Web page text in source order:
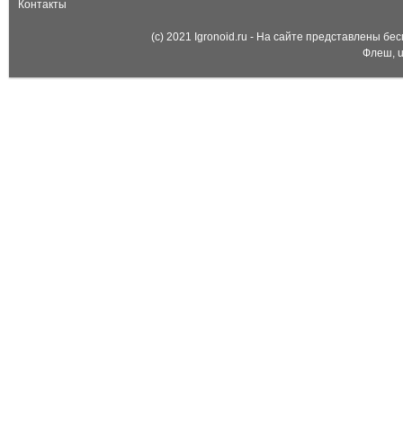
Контакты
(c) 2021 Igronoid.ru - На сайте представлены
Флеш,